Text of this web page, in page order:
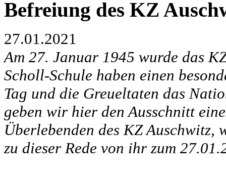
Befreiung des KZ
27.01.2021
Am 27. Januar 1945 wurde das
Scholl-Schule haben einen
Tag und die Greueltaten das
geben wir hier den Ausschnitt
Überlebenden des KZ Auschwitz,
zu dieser Rede von ihr zum